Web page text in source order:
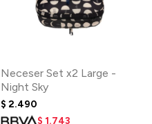
Neceser Set x2 Large -
Night Sky
$ 2.490
$ 1.743